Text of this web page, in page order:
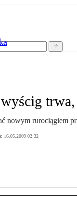
nowym rurociągiem
16.05.2009 02:32